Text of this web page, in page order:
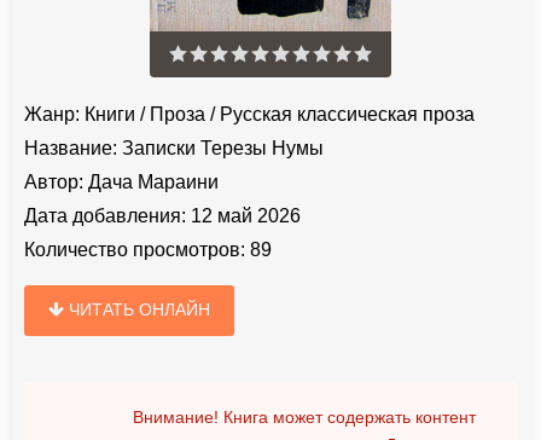
Жанр: Книги / Проза / Русская классическая проза
Название: Записки Терезы Нумы
Автор: Дача Мараини
Дата добавления: 12 май 2026
Количество просмотров: 89
ЧИТАТЬ ОНЛАЙН
Внимание! Книга может содержать контент